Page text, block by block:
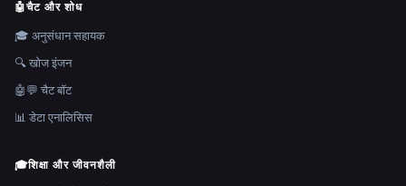
🤖चैट और शोध
🎓 अनुसंधान सहायक
🔍 खोज इंजन
🤖💬 चैट बॉट
📊 डेटा एनालिसिस
🎓शिक्षा और जीवनशैली